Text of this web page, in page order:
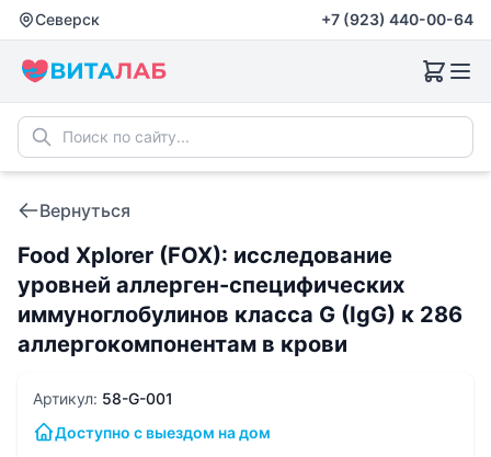
Северск +7 (923) 440-00-64
Вернуться
Food Xplorer (FOX): исследование
уровней аллерген-специфических
иммуноглобулинов класса G (IgG) к 286
аллергокомпонентам в крови
Артикул: 58-G-001
Доступно с выездом на дом